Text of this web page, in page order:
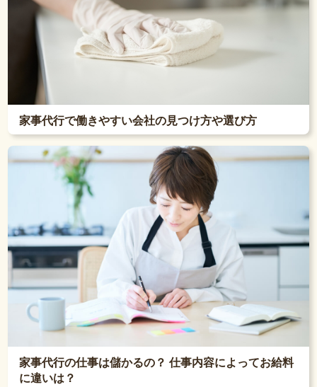
家事代行で働きやすい会社の見つけ方や選び方
家事代行の仕事は儲かるの？ 仕事内容によってお給料
に違いは？